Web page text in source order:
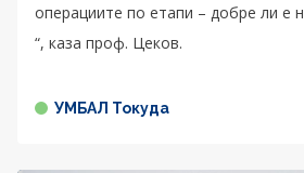
операциите по етапи – добре ли е
“, каза проф. Цеков.
УМБАЛ Токуда